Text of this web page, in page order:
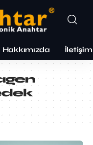
Hakkımızda İletişim